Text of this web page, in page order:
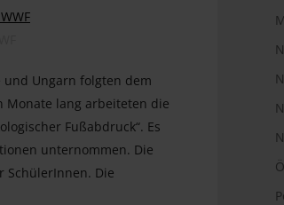
und Ungarn folgten dem
Monate lang arbeiteten die
Fußabdruck“. Es
unternommen. Die
SchülerInnen. Die